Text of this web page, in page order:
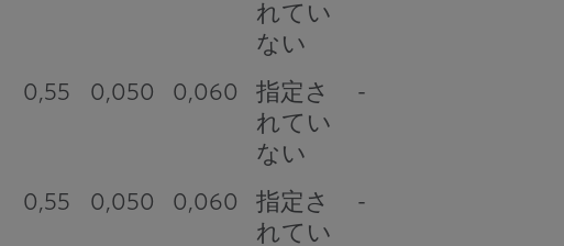
れてい
ない
0,55 0,050 0,060
指定さ
れてい
ない
-
0,55 0,050 0,060
指定さ
れてい
-